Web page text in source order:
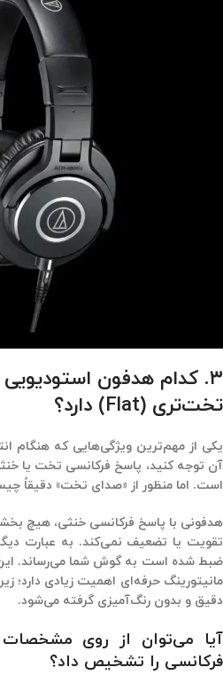
۳. کدام هدفون
تخت‌تری (Flat) دارد؟
یکی از مهم‌ترین ویژگی‌هایی که هنگام
است. اما منظور از «صدای تخت» دقیقاً
هدفونی با پاسخ فرکانسی خنثی، هیچ
تقویت یا تضعیف نمی‌کند. به عبارت
ضبط شده است به گوش شما می‌رساند.
مانیتورینگ حرفه‌ای اهمیت زیادی دارد؛
دقیق و بدون رنگ‌آمیزی گرفته می‌شود.
آیا می‌توان از روی
فرکانسی را تشخیص داد؟